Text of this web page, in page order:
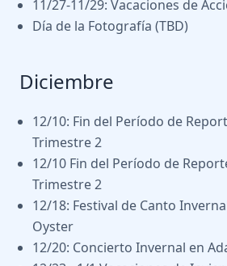
11/27-11/29: Vacaciones de
Día de la Fotografía (TBD)
Diciembre
12/10: Fin del Período de
Trimestre 2
12/10 Fin del Período de
Trimestre 2
12/18: Festival de Canto
Oyster
12/20: Concierto Invernal en